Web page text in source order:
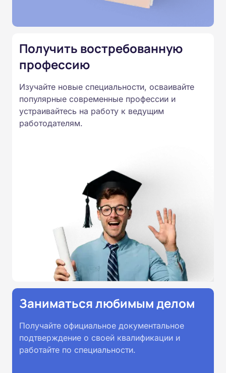
Подготовка ведется по всем
России от 14.07.2023 N 534 в
соответствии с Федеральными
образовательными стандартами
профессионального образования.
Удостоверения и дипломы о
Получить востребованную
профессию
Изучайте новые специальности, осваивайте
популярные современные профессии и
устраивайтесь на работу к ведущим
работодателям.
Заниматься любимым делом
Получайте официальное документальное
подтверждение о своей квалификации и
работайте по специальности.